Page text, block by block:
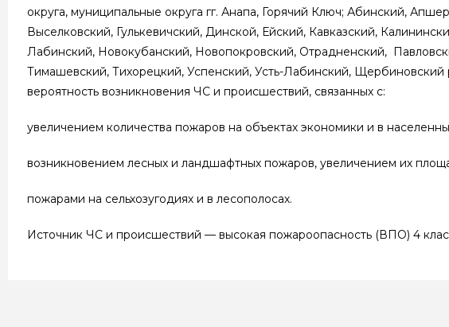
округа, муниципальные округа гг. Анапа, Горячий Ключ; Абинский,
Выселковский, Гулькевичский, Динской, Ейский, Кавказский,
Лабинский, Новокубанский, Новопокровский, Отрадненский,
Тимашевский, Тихорецкий, Успенский, Усть-Лабинский,
вероятность возникновения ЧС и происшествий, связанных с:
увеличением количества пожаров на объектах экономики и в
возникновением лесных и ландшафтных пожаров, увеличением их
пожарами на сельхозугодиях и в лесополосах.
Источник ЧС и происшествий — высокая пожароопасность (ВПО) 4